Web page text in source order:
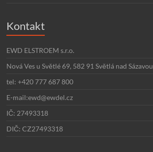
Kontakt
EWD ELSTROEM s.r.o.
Nová Ves u Světlé 69, 582 91 Světlá nad Sázavou
tel: +420 777 687 800
E-mail:ewd@ewdel.cz
IČ: 27493318
DIČ: CZ27493318